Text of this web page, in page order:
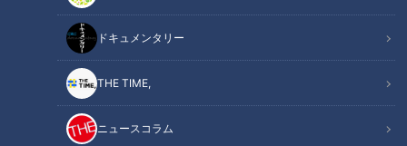
ドキュメンタリー
THE TIME,
ニュースコラム
記事に戻る